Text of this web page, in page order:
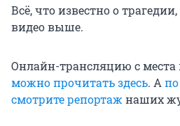
Всё, что известно о
видео выше.
Онлайн-трансляцию с места
можно прочитать здесь. А
смотрите репортаж наших